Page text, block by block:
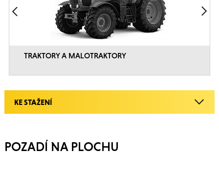
TRAKTORY A MALOTRAKTORY
KE STAŽENÍ
POZADÍ NA PLOCHU